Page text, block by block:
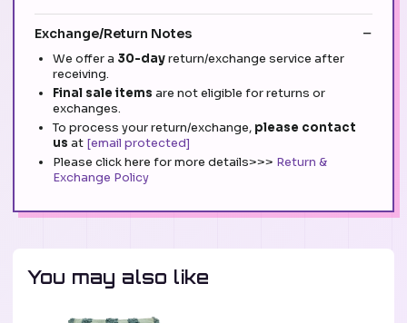
Exchange/Return Notes
We offer a 30-dayreturn/exchange service after
receiving.
Final sale items are not eligible for returns or
exchanges.
To process your return/exchange, please contact
us at [email protected]
Please click here for more details>>> Return &
Exchange Policy
You may also like